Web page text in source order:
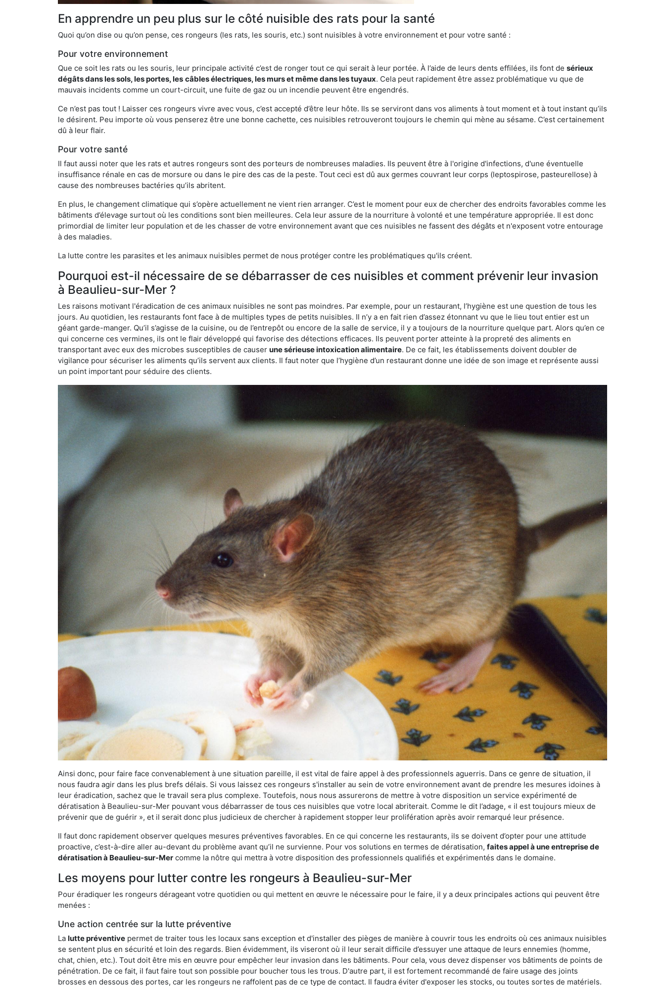
En apprendre un peu plus sur le côté nuisible des rats pour la santé
Quoi qu’on dise ou qu’on pense, ces rongeurs (les rats, les souris, etc.) sont nuisibles à votre environnement et pour votre santé :
Pour votre environnement
Que ce soit les rats ou les souris, leur principale activité c’est de ronger tout ce qui serait à leur portée. À l’aide de leurs dents effilées, ils font de sérieux
dégâts dans les sols, les portes, les câbles électriques, les murs et même dans les tuyaux. Cela peut rapidement être assez problématique vu que de
mauvais incidents comme un court-circuit, une fuite de gaz ou un incendie peuvent être engendrés.
Ce n’est pas tout ! Laisser ces rongeurs vivre avec vous, c’est accepté d’être leur hôte. Ils se serviront dans vos aliments à tout moment et à tout instant qu’ils
le désirent. Peu importe où vous penserez être une bonne cachette, ces nuisibles retrouveront toujours le chemin qui mène au sésame. C’est certainement
dû à leur flair.
Pour votre santé
Il faut aussi noter que les rats et autres rongeurs sont des porteurs de nombreuses maladies. Ils peuvent être à l'origine d'infections, d'une éventuelle
insuffisance rénale en cas de morsure ou dans le pire des cas de la peste. Tout ceci est dû aux germes couvrant leur corps (leptospirose, pasteurellose) à
cause des nombreuses bactéries qu’ils abritent.
En plus, le changement climatique qui s’opère actuellement ne vient rien arranger. C’est le moment pour eux de chercher des endroits favorables comme les
bâtiments d’élevage surtout où les conditions sont bien meilleures. Cela leur assure de la nourriture à volonté et une température appropriée. Il est donc
primordial de limiter leur population et de les chasser de votre environnement avant que ces nuisibles ne fassent des dégâts et n'exposent votre entourage
à des maladies.
La lutte contre les parasites et les animaux nuisibles permet de nous protéger contre les problématiques qu'ils créent.
Pourquoi est-il nécessaire de se débarrasser de ces nuisibles et comment prévenir leur invasion
à Beaulieu-sur-Mer ?
Les raisons motivant l'éradication de ces animaux nuisibles ne sont pas moindres. Par exemple, pour un restaurant, l’hygiène est une question de tous les
jours. Au quotidien, les restaurants font face à de multiples types de petits nuisibles. Il n’y a en fait rien d’assez étonnant vu que le lieu tout entier est un
géant garde-manger. Qu’il s’agisse de la cuisine, ou de l’entrepôt ou encore de la salle de service, il y a toujours de la nourriture quelque part. Alors qu’en ce
qui concerne ces vermines, ils ont le flair développé qui favorise des détections efficaces. Ils peuvent porter atteinte à la propreté des aliments en
transportant avec eux des microbes susceptibles de causer une sérieuse intoxication alimentaire. De ce fait, les établissements doivent doubler de
vigilance pour sécuriser les aliments qu’ils servent aux clients. Il faut noter que l’hygiène d’un restaurant donne une idée de son image et représente aussi
un point important pour séduire des clients.
Ainsi donc, pour faire face convenablement à une situation pareille, il est vital de faire appel à des professionnels aguerris. Dans ce genre de situation, il
nous faudra agir dans les plus brefs délais. Si vous laissez ces rongeurs s'installer au sein de votre environnement avant de prendre les mesures idoines à
leur éradication, sachez que le travail sera plus complexe. Toutefois, nous nous assurerons de mettre à votre disposition un service expérimenté de
dératisation à Beaulieu-sur-Mer pouvant vous débarrasser de tous ces nuisibles que votre local abriterait. Comme le dit l’adage, « il est toujours mieux de
prévenir que de guérir », et il serait donc plus judicieux de chercher à rapidement stopper leur prolifération après avoir remarqué leur présence.
Il faut donc rapidement observer quelques mesures préventives favorables. En ce qui concerne les restaurants, ils se doivent d’opter pour une attitude
proactive, c’est-à-dire aller au-devant du problème avant qu’il ne survienne. Pour vos solutions en termes de dératisation, faites appel à une entreprise de
dératisation à Beaulieu-sur-Mer comme la nôtre qui mettra à votre disposition des professionnels qualifiés et expérimentés dans le domaine.
Les moyens pour lutter contre les rongeurs à Beaulieu-sur-Mer
Pour éradiquer les rongeurs dérageant votre quotidien ou qui mettent en œuvre le nécessaire pour le faire, il y a deux principales actions qui peuvent être
menées :
Une action centrée sur la lutte préventive
La lutte préventive permet de traiter tous les locaux sans exception et d'installer des pièges de manière à couvrir tous les endroits où ces animaux nuisibles
se sentent plus en sécurité et loin des regards. Bien évidemment, ils viseront où il leur serait difficile d’essuyer une attaque de leurs ennemies (homme,
chat, chien, etc.). Tout doit être mis en œuvre pour empêcher leur invasion dans les bâtiments. Pour cela, vous devez dispenser vos bâtiments de points de
pénétration. De ce fait, il faut faire tout son possible pour boucher tous les trous. D'autre part, il est fortement recommandé de faire usage des joints
brosses en dessous des portes, car les rongeurs ne raffolent pas de ce type de contact. Il faudra éviter d'exposer les stocks, ou toutes sortes de matériels.